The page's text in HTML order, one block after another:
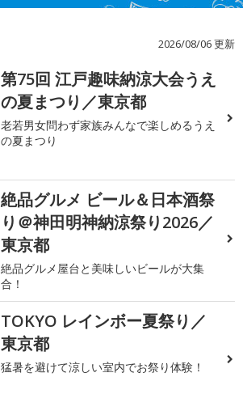
2026/08/06 更新
第75回 江戸趣味納涼大会うえ
の夏まつり／東京都
老若男女問わず家族みんなで楽しめるうえ
の夏まつり
絶品グルメ ビール＆日本酒祭
り＠神田明神納涼祭り2026／
東京都
絶品グルメ屋台と美味しいビールが大集
合！
TOKYO レインボー夏祭り／
東京都
猛暑を避けて涼しい室内でお祭り体験！